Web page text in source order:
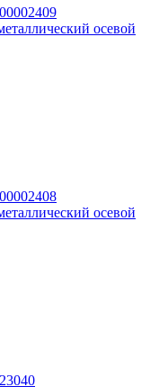
осевой
осевой